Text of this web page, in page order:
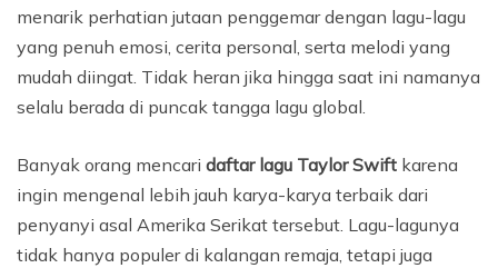
menarik perhatian jutaan penggemar dengan lagu-lagu
yang penuh emosi, cerita personal, serta melodi yang
mudah diingat. Tidak heran jika hingga saat ini namanya
selalu berada di puncak tangga lagu global.
Banyak orang mencari daftar lagu Taylor Swift karena
ingin mengenal lebih jauh karya-karya terbaik dari
penyanyi asal Amerika Serikat tersebut. Lagu-lagunya
tidak hanya populer di kalangan remaja, tetapi juga